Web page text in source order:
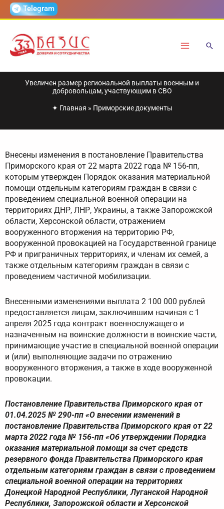
ПерейтиTelegram
Увеличен размер региональной выплаты военным и
добровольцам, участвующим в СВО
✦ Главная » Приморские документы
Внесены изменения в постановление Правительства
Приморского края от 22 марта 2022 года № 156-пп,
которым утвержден Порядок оказания материальной
помощи отдельным категориям граждан в связи с
проведением специальной военной операции на
территориях ДНР, ЛНР, Украины, а также Запорожской
области, Херсонской области, отражением
вооруженного вторжения на территорию РФ,
вооруженной провокацией на Государственной границе
РФ и приграничных территориях, и членам их семей, а
также отдельным категориям граждан в связи с
проведением частичной мобилизации.
Внесенными изменениями выплата 2 100 000 рублей
предоставляется лицам, заключившим начиная с 1
апреля 2025 года контракт военнослужащего и
назначенным на воинские должности в воинские части,
принимающие участие в специальной военной операции
и (или) выполняющие задачи по отражению
вооруженного вторжения, а также в ходе вооруженной
провокации.
Постановление Правительства Приморского края от
01.04.2025 № 290-пп «О внесении изменений в
постановление Правительства Приморского края от 22
марта 2022 года № 156-пп «Об утверждении Порядка
оказания материальной помощи за счет средств
резервного фонда Правительства Приморского края
отдельным категориям граждан в связи с проведением
специальной военной операции на территориях
Донецкой Народной Республики, Луганской Народной
Республики, Запорожской области и Херсонской